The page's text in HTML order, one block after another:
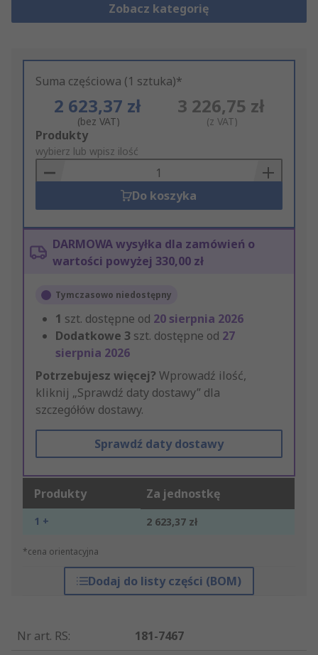
Zobacz kategorię
Suma częściowa (1 sztuka)*
2 623,37 zł
(bez VAT)
3 226,75 zł
(z VAT)
Add
to
Basket
Produkty
wybierz lub wpisz ilość
Do koszyka
DARMOWA wysyłka dla zamówień o
wartości powyżej 330,00 zł
Tymczasowo niedostępny
1 szt. dostępne od 20 sierpnia 2026
Dodatkowe 3 szt. dostępne od 27
sierpnia 2026
Potrzebujesz więcej? Wprowadź ilość,
kliknij „Sprawdź daty dostawy” dla
szczegółów dostawy.
Sprawdź daty dostawy
Produkty Za jednostkę
1 + 2 623,37 zł
*cena orientacyjna
Dodaj do listy części (BOM)
Nr art. RS:
181-7467